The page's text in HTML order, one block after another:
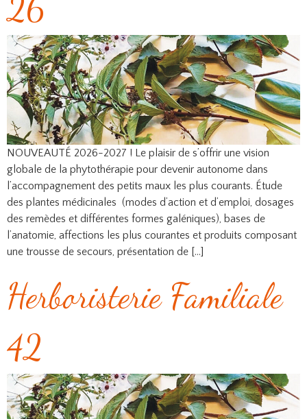
26
NOUVEAUTÉ 2026-2027 ! Le plaisir de s’offrir une vision
globale de la phytothérapie pour devenir autonome dans
l’accompagnement des petits maux les plus courants. Étude
des plantes médicinales (modes d’action et d’emploi, dosages
des remèdes et différentes formes galéniques), bases de
l’anatomie, affections les plus courantes et produits composant
une trousse de secours, présentation de […]
Herboristerie Familiale
42